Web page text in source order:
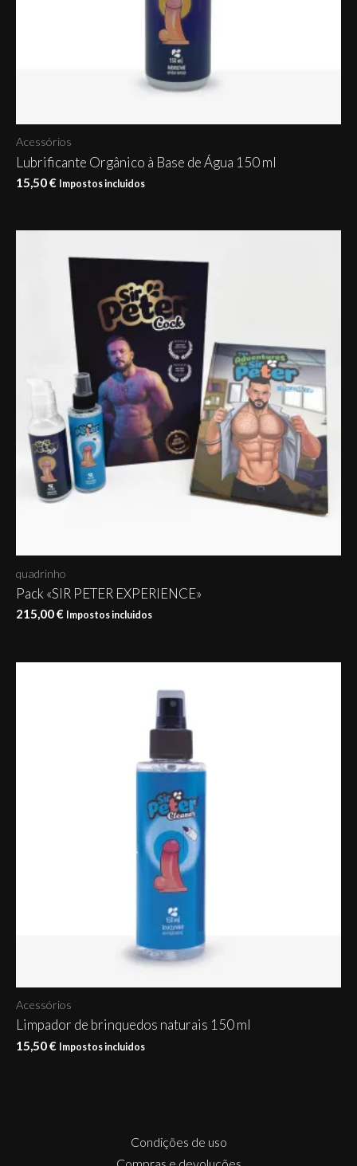
Acessórios
Lubrificante Orgânico à Base de Água 150 ml
15,50€ Impostos incluidos
quadrinho
Pack «SIR PETER EXPERIENCE»
215,00€ Impostos incluidos
Acessórios
Limpador de brinquedos naturais 150 ml
15,50€ Impostos incluidos
Condições de uso